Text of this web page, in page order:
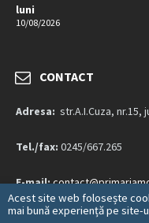
luni
10/08/2026
CONTACT
Adresa: str.A.I.Cuza,
Tel./fax: 0245/667.265
E-mail:
Mai multe detalii…
Acest site web folosește
mai bună experiență pe site-